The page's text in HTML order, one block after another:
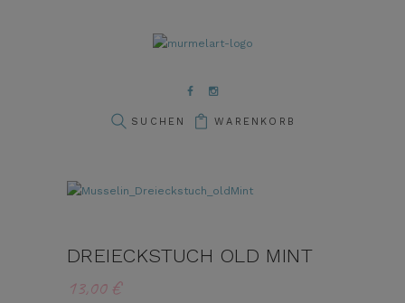
WARENKORB
DREIECKSTUCH OLD MINT
13,00€